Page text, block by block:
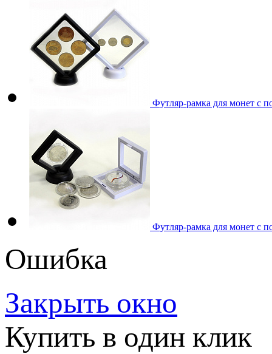
Футляр-рамка для монет с
Футляр-рамка для монет с
Ошибка
Закрыть окно
Купить в один клик